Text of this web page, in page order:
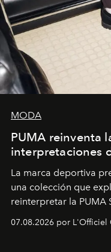
MODA
PUMA reinventa
interpretaciones
La marca deportiva
una colección que
reinterpretar la PUMA
diseño y el universo
07.08.2026 por L'Officiel